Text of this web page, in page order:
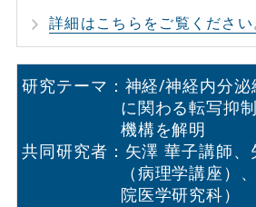
詳細はこちらをご覧ください
研究テーマ：神経/神経内分
に関わる転写抑
機構を解明
共同研究者： 矢澤 華子講師
（病理学講座）
院医学研究科）